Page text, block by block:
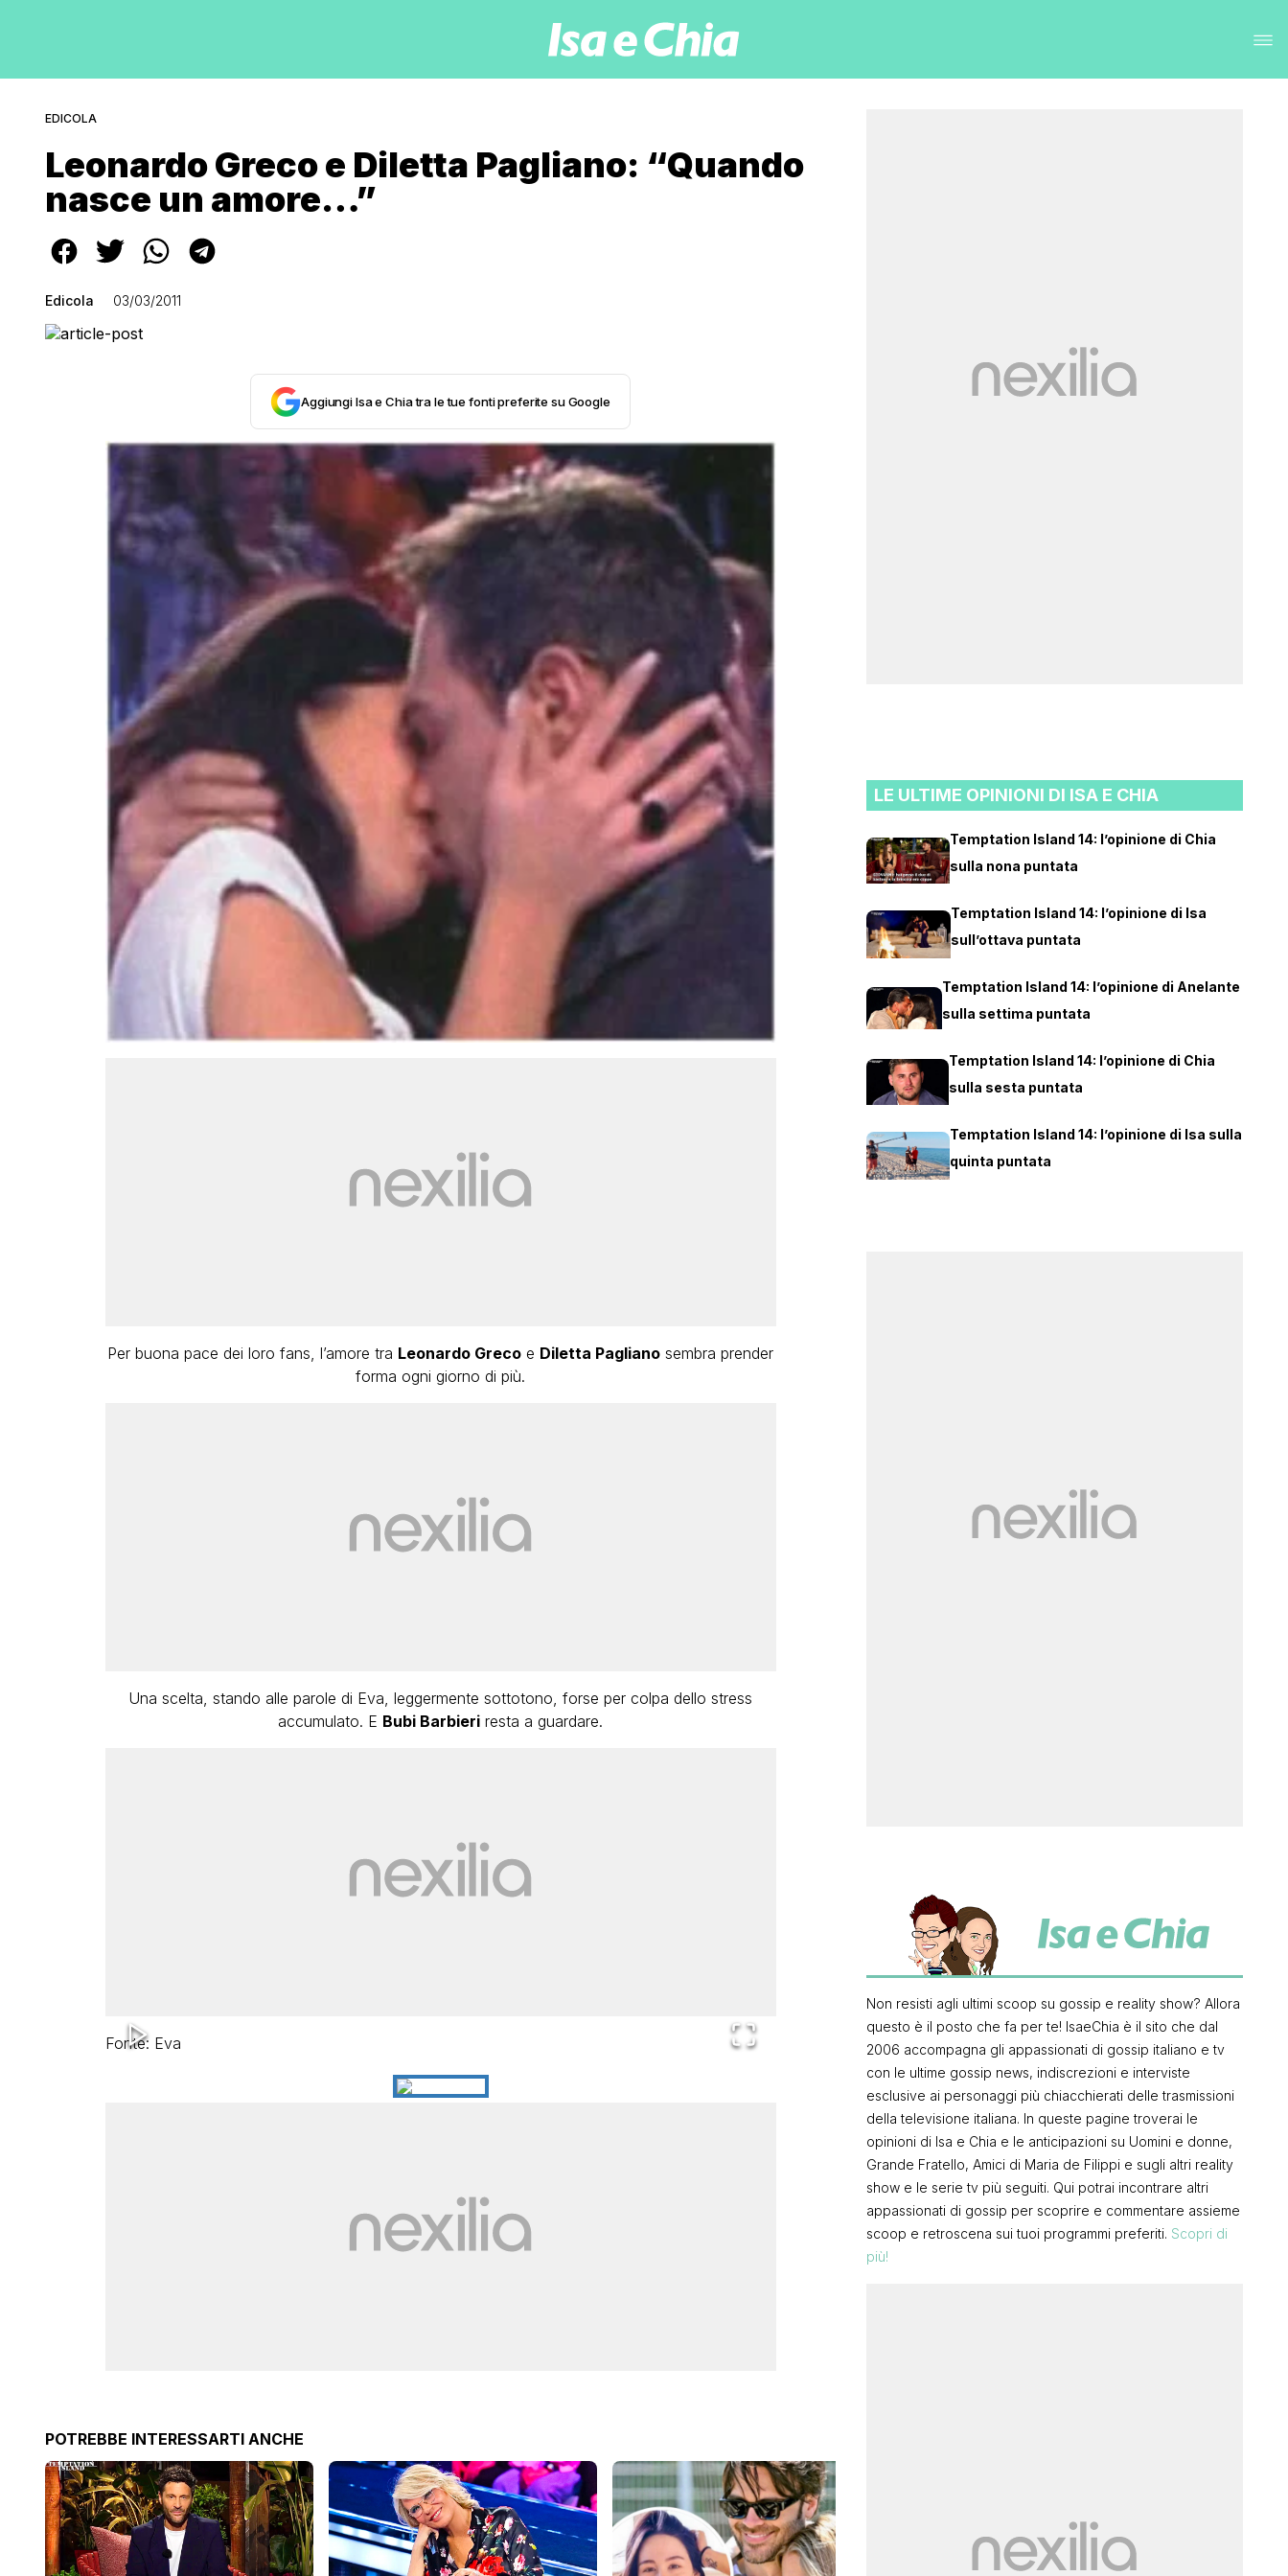
EDICOLA
Leonardo Greco e Diletta Pagliano: “Quando
nasce un amore…”
Edicola 03/03/2011
Aggiungi Isa e Chia tra le tue fonti preferite su Google
Per buona pace dei loro fans, l’amore tra Leonardo Greco e Diletta Pagliano sembra prender
forma ogni giorno di più.
Una scelta, stando alle parole di Eva, leggermente sottotono, forse per colpa dello stress
accumulato. E Bubi Barbieri resta a guardare.
Fonte: Eva
POTREBBE INTERESSARTI ANCHE
LE ULTIME OPINIONI DI ISA E CHIA
Temptation Island 14: l’opinione di Chia
sulla nona puntata
Temptation Island 14: l’opinione di Isa
sull’ottava puntata
Temptation Island 14: l’opinione di Anelante
sulla settima puntata
Temptation Island 14: l’opinione di Chia
sulla sesta puntata
Temptation Island 14: l’opinione di Isa sulla
quinta puntata
Non resisti agli ultimi scoop su gossip e reality show? Allora
questo è il posto che fa per te! IsaeChia è il sito che dal
2006 accompagna gli appassionati di gossip italiano e tv
con le ultime gossip news, indiscrezioni e interviste
esclusive ai personaggi più chiacchierati delle trasmissioni
della televisione italiana. In queste pagine troverai le
opinioni di Isa e Chia e le anticipazioni su Uomini e donne,
Grande Fratello, Amici di Maria de Filippi e sugli altri reality
show e le serie tv più seguiti. Qui potrai incontrare altri
appassionati di gossip per scoprire e commentare assieme
scoop e retroscena sui tuoi programmi preferiti. Scopri di
più!